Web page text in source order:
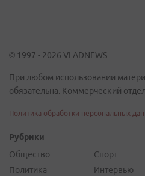
© 1997 - 2026 VLADNEWS
При любом использовании
обязательна. Коммерческий
Политика обработки персональных
Рубрики
Общество
Политика
Спорт
Интервью